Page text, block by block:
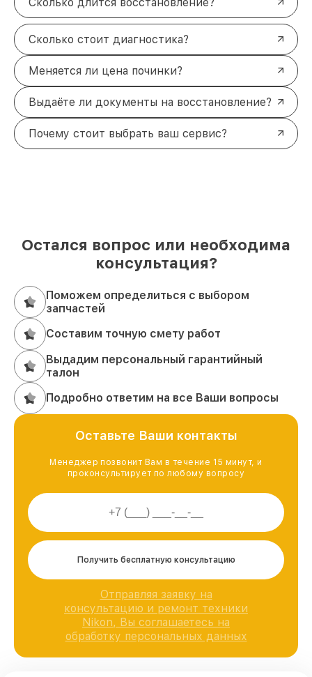
Сколько стоит диагностика?
Меняется ли цена починки?
Выдаёте ли документы на восстановление?
Почему стоит выбрать ваш сервис?
Остался вопрос или необходима
консультация?
Поможем определиться с выбором
запчастей
Составим точную смету работ
Выдадим персональный гарантийный
талон
Подробно ответим на все Ваши вопросы
Оставьте Ваши контакты
Менеджер позвонит Вам в течение 15 минут, и
проконсультирует по любому вопросу
Получить бесплатную консультацию
Отправляя заявку на
консультацию и ремонт техники
Nikon, Вы соглашаетесь на
обработку персональных данных